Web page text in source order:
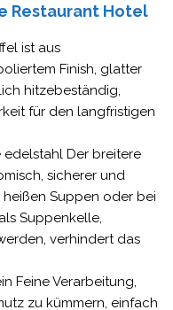
Restaurant Hotel
ist aus
Finish, glatter
hitzebeständig,
für den langfristigen
edelstahl Der breitere
sicherer und
Suppen oder bei
Suppenkelle,
verhindert das
Feine Verarbeitung,
zu kümmern, einfach